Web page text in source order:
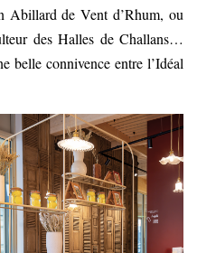
Abillard de Vent d’Rhum, ou
des Halles de Challans…
belle connivence entre l’Idéal